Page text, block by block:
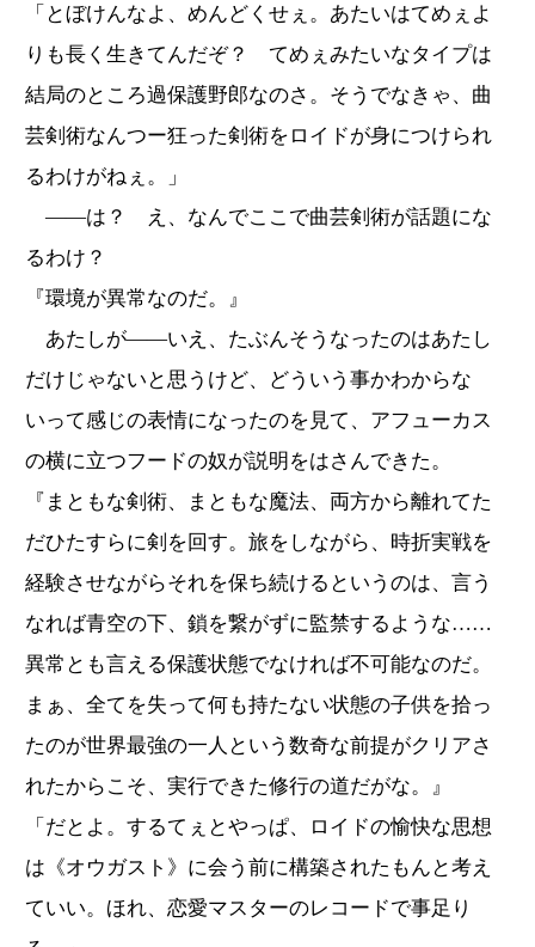
「とぼけんなよ、めんどくせぇ。あたいはてめぇよ
りも長く生きてんだぞ？ てめぇみたいなタイプは
結局のところ過保護野郎なのさ。そうでなきゃ、曲
芸剣術なんつー狂った剣術をロイドが身につけられ
るわけがねぇ。」
――は？ え、なんでここで曲芸剣術が話題にな
るわけ？
『環境が異常なのだ。』
あたしが――いえ、たぶんそうなったのはあたし
だけじゃないと思うけど、どういう事かわからな
いって感じの表情になったのを見て、アフューカス
の横に立つフードの奴が説明をはさんできた。
『まともな剣術、まともな魔法、両方から離れてた
だひたすらに剣を回す。旅をしながら、時折実戦を
経験させながらそれを保ち続けるというのは、言う
なれば青空の下、鎖を繋がずに監禁するような……
異常とも言える保護状態でなければ不可能なのだ。
まぁ、全てを失って何も持たない状態の子供を拾っ
たのが世界最強の一人という数奇な前提がクリアさ
れたからこそ、実行できた修行の道だがな。』
「だとよ。するてぇとやっぱ、ロイドの愉快な思想
は《オウガスト》に会う前に構築されたもんと考え
ていい。ほれ、恋愛マスターのレコードで事足り